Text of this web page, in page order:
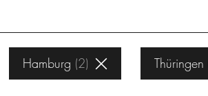
Hamburg 2 Thüringen